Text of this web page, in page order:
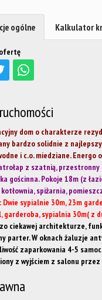
ogólne Kalkulator
dom o charakterze
bardzo solidnie z
i c.o. miedziane. Energo
z szatnią,
gościnna. Pokoje 18m (z
kotłownia, spiżarnia,
Dwie sypialnie 30m, 23m
garderoba, sypialnia 30m( z
ciekawej architekturze,
parter. W oknach żaluzje
zaparkowania 4-5
z wyjściem z salonu